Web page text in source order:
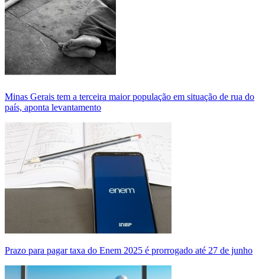
Minas Gerais tem a terceira maior população em situação de rua do
país, aponta levantamento
Prazo para pagar taxa do Enem 2025 é prorrogado até 27 de junho